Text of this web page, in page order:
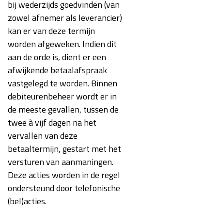
bij wederzijds goedvinden (van
zowel afnemer als leverancier)
kan er van deze termijn
worden afgeweken. Indien dit
aan de orde is, dient er een
afwijkende betaalafspraak
vastgelegd te worden. Binnen
debiteurenbeheer wordt er in
de meeste gevallen, tussen de
twee à vijf dagen na het
vervallen van deze
betaaltermijn, gestart met het
versturen van aanmaningen.
Deze acties worden in de regel
ondersteund door telefonische
(bel)acties.